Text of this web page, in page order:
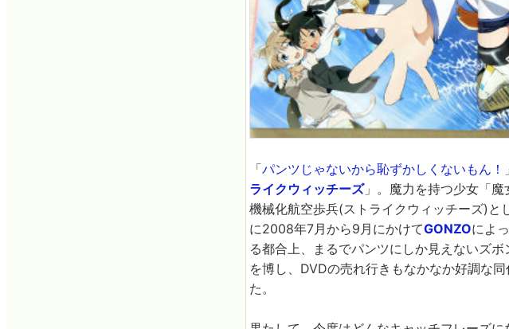
「パンツじゃないから恥ずかしくないもん！
ライクウィッチーズ」。魔力を持つ少女「魔
機械化航空歩兵(ストライクウィッチーズ)と
に2008年7月から9月にかけてGONZOによ
る都合上、まるでパンツにしか見えないズ
を博し、DVDの売れ行きもなかなか好調な
た。